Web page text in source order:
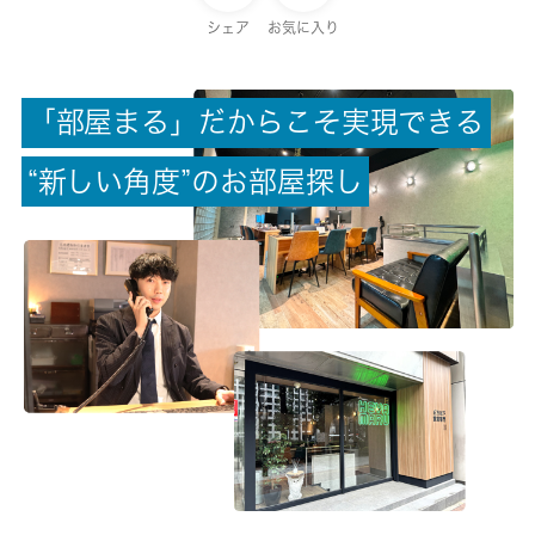
駐車場/料金
無/-
有/20000円
保険名/保険期間
-/2年
シェア お気に入り
「 部屋 ま る 」 だ か ら こ そ実現で き る
“新 し い角 度”のお部屋探 し